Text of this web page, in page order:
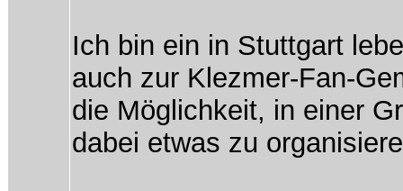
Ich bin ein in Stuttgart
auch zur Klezmer-Fan-
die Möglichkeit, in einer
dabei etwas zu